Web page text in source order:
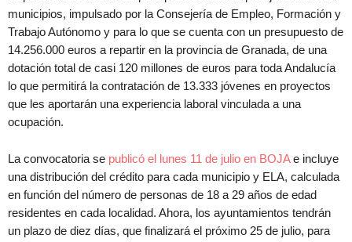
municipios, impulsado por la Consejería de Empleo, Formación y
Trabajo Autónomo y para lo que se cuenta con un presupuesto de
14.256.000 euros a repartir en la provincia de Granada, de una
dotación total de casi 120 millones de euros para toda Andalucía
lo que permitirá la contratación de 13.333 jóvenes en proyectos
que les aportarán una experiencia laboral vinculada a una
ocupación.
La convocatoria se publicó el lunes 11 de julio en BOJAe incluye
una distribución del crédito para cada municipio y ELA, calculada
en función del número de personas de 18 a 29 años de edad
residentes en cada localidad. Ahora, los ayuntamientos tendrán
un plazo de diez días, que finalizará el próximo 25 de julio, para